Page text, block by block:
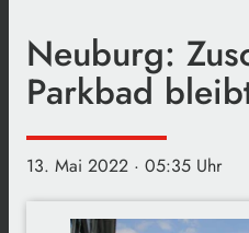
Neuburg:
Parkbad
13. Mai 2022 · 05:35 Uhr